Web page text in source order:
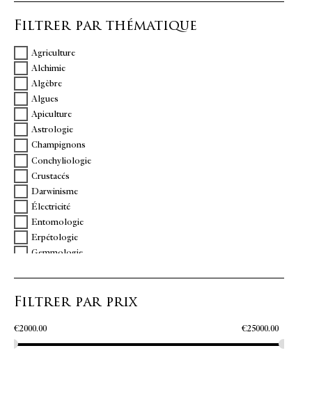
Filtrer par thématique
Agriculture
Alchimie
Algèbre
Algues
Apiculture
Astrologie
Champignons
Conchyliologie
Crustacés
Darwinisme
Électricité
Entomologie
Erpétologie
Gemmologie
Horlogerie
Ichtiologie
Jardins
Filtrer par prix
€2000.00 €25000.00